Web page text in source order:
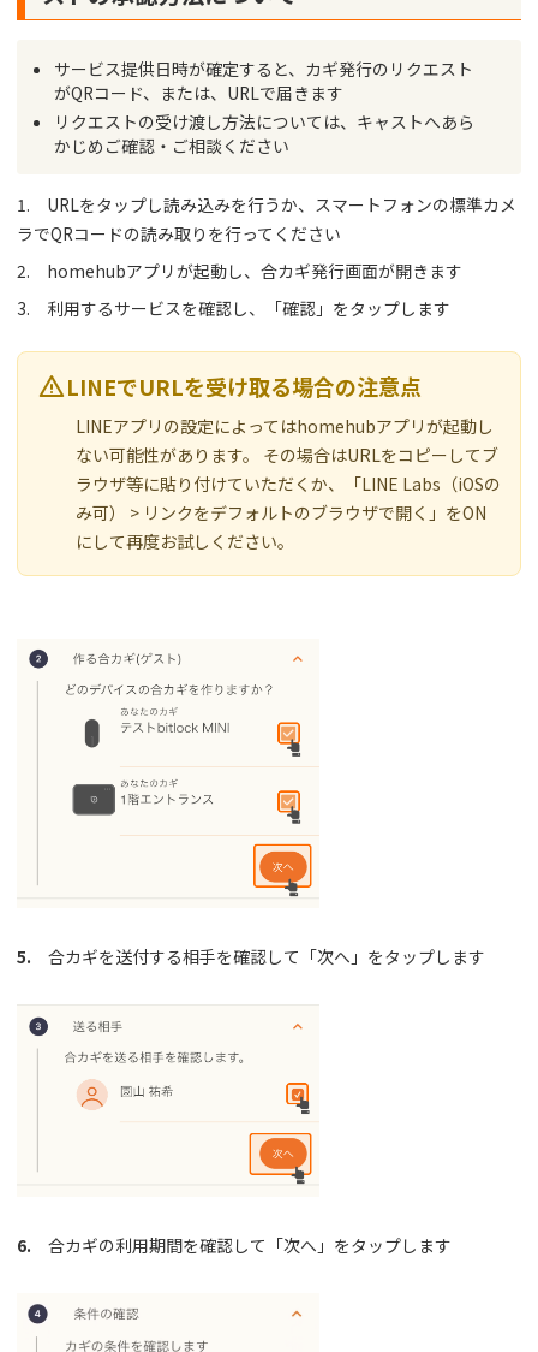
サービス提供日時が確定すると、カギ発行のリクエスト
がQRコード、または、URLで届きます
リクエストの受け渡し方法については、キャストへあら
かじめご確認・ご相談ください
1. URLをタップし読み込みを行うか、スマートフォンの標準カメ
ラでQRコードの読み取りを行ってください
2. homehubアプリが起動し、合カギ発行画面が開きます
3. 利用するサービスを確認し、「確認」をタップします
LINEでURLを受け取る場合の注意点
LINEアプリの設定によってはhomehubアプリが起動し
ない可能性があります。 その場合はURLをコピーしてブ
ラウザ等に貼り付けていただくか、「LINE Labs（iOSの
み可） > リンクをデフォルトのブラウザで開く」をON
にして再度お試しください。
5. 合カギを送付する相手を確認して「次へ」をタップします
6. 合カギの利用期間を確認して「次へ」をタップします